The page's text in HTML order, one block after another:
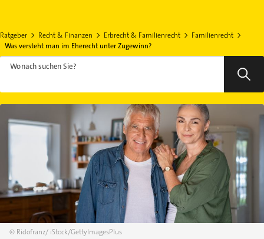
Ratgeber Recht & Finanzen Erbrecht & Familienrecht
Familienrecht
Was versteht man im Eherecht unter Zugewinn?
Wonach suchen Sie?
© Ridofranz/ iStock/GettyImagesPlus